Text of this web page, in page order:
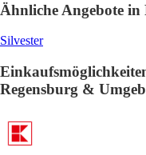
Ähnliche Angebote in
Silvester
Regensburg &